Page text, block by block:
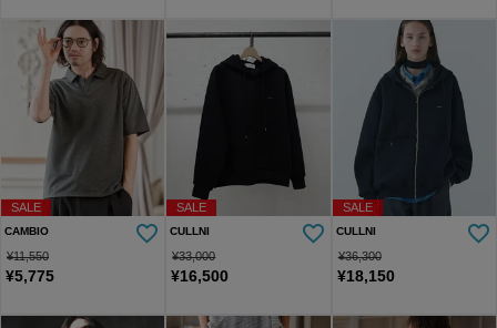
SALE
CAMBIO
¥11,550
¥5,775
SALE
CULLNI
¥33,000
¥16,500
SALE
CULLNI
¥36,300
¥18,150